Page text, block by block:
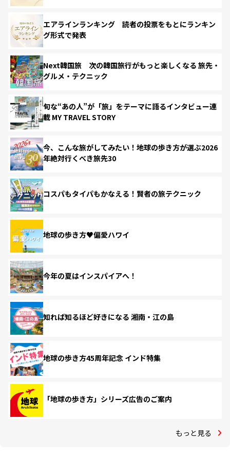
エアラインランキング 読者の投票をもとにランキン
グ形式で発表
Next韓国旅 次の韓国旅行がもっと楽しくなる 旅先・
グルメ・テクニック
旬な“あの人”が「旅」をテーマに語るインタビュー連
載 MY TRAVEL STORY
今、こんな旅がしてみたい！地球の歩き方が選ぶ2026
年絶対行くべき旅先30
コスパもタイパもかなえる！賢者の旅テクニック
地球の歩き方♥偏愛ハワイ
今年の夏はインスパイアへ！
知れば知るほど好きになる 湘南・江の島
地球の歩き方45周年記念 インド特集
「地球の歩き方」シリーズ広告のご案内
もっと見る